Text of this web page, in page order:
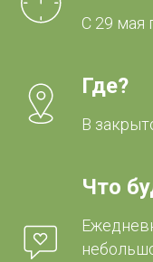
С 29 мая
Где?
В
Что